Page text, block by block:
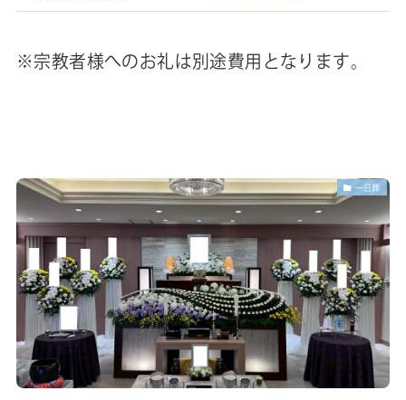
※宗教者様へのお礼は別途費用となります。
一日葬